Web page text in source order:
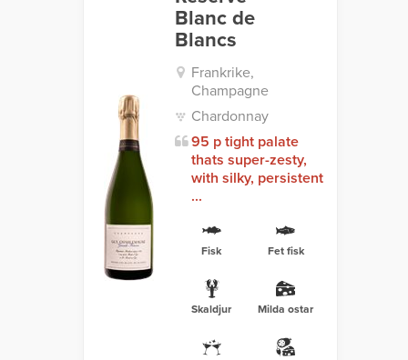
Blanc de
Blancs
Frankrike,
Champagne
Chardonnay
95 p tight palate
thats super-zesty,
with silky, persistent
...
Fisk Fet fisk
Skaldjur Milda ostar